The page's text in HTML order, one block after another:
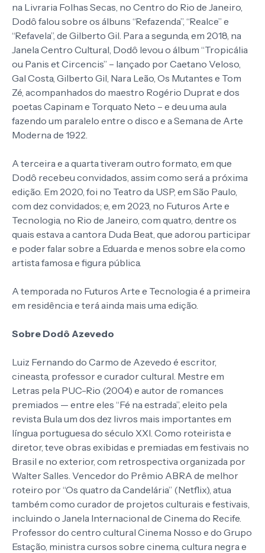
na Livraria Folhas Secas, no Centro do Rio de Janeiro,
Dodô falou sobre os álbuns “Refazenda”, “Realce” e
“Refavela”, de Gilberto Gil. Para a segunda, em 2018, na
Janela Centro Cultural, Dodô levou o álbum “Tropicália
ou Panis et Circencis” – lançado por Caetano Veloso,
Gal Costa, Gilberto Gil, Nara Leão, Os Mutantes e Tom
Zé, acompanhados do maestro Rogério Duprat e dos
poetas Capinam e Torquato Neto – e deu uma aula
fazendo um paralelo entre o disco e a Semana de Arte
Moderna de 1922.
A terceira e a quarta tiveram outro formato, em que
Dodô recebeu convidados, assim como será a próxima
edição. Em 2020, foi no Teatro da USP, em São Paulo,
com dez convidados; e, em 2023, no Futuros Arte e
Tecnologia, no Rio de Janeiro, com quatro, dentre os
quais estava a cantora Duda Beat, que adorou participar
e poder falar sobre a Eduarda e menos sobre ela como
artista famosa e figura pública.
A temporada no Futuros Arte e Tecnologia é a primeira
em residência e terá ainda mais uma edição.
Sobre Dodô Azevedo
Luiz Fernando do Carmo de Azevedo é escritor,
cineasta, professor e curador cultural. Mestre em
Letras pela PUC-Rio (2004) e autor de romances
premiados — entre eles “Fé na estrada”, eleito pela
revista Bula um dos dez livros mais importantes em
língua portuguesa do século XXI. Como roteirista e
diretor, teve obras exibidas e premiadas em festivais no
Brasil e no exterior, com retrospectiva organizada por
Walter Salles. Vencedor do Prêmio ABRA de melhor
roteiro por “Os quatro da Candelária” (Netflix), atua
também como curador de projetos culturais e festivais,
incluindo o Janela Internacional de Cinema do Recife.
Professor do centro cultural Cinema Nosso e do Grupo
Estação, ministra cursos sobre cinema, cultura negra e